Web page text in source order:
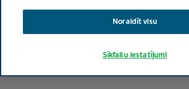
Noraidīt visu
Sīkfailu iestatījumi